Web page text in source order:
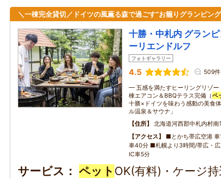
＼一棟完全貸切／ドイツの風薫る森で過ごす“お籠りグランピン
十勝・中札内 グラン
ーリエンドルフ
フォトギャラリー
4.5 509件
━ 五感を満たすヒーリングリゾ
棟エアコン＆BBQテラス完備（ペ
十勝×ドイツを味わう感動の美食
ル温泉＆サウナ」
住所
北海道河西郡中札内村南
アクセス
■とかち帯広空港
車40分 ■札幌より3時間/帯広・
IC車5分
サービス ペット OK(有料)・ケージ